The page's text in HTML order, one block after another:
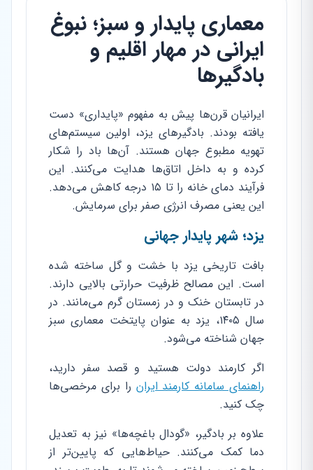
معماری پایدار و سبز؛ نبوغ
ایرانی در مهار اقلیم و
بادگیرها
ایرانیان قرن‌ها پیش به مفهوم «پایداری» دست
یافته بودند. بادگیرهای یزد، اولین سیستم‌های
تهویه مطبوع جهان هستند. آن‌ها باد را شکار
کرده و به داخل اتاق‌ها هدایت می‌کنند. این
فرآیند دمای خانه را تا ۱۵ درجه کاهش می‌دهد.
این یعنی مصرف انرژی صفر برای سرمایش.
یزد؛ شهر پایدار جهانی
بافت تاریخی یزد با خشت و گل ساخته شده
است. این مصالح ظرفیت حرارتی بالایی دارند.
در تابستان خنک و در زمستان گرم می‌مانند. در
سال ۱۴۰۵، یزد به عنوان پایتخت معماری سبز
جهان شناخته می‌شود.
اگر کارمند دولت هستید و قصد سفر دارید،
راهنمای سامانه کارمند ایران را برای مرخصی‌ها
چک کنید.
علاوه بر بادگیر، «گودال باغچه‌ها» نیز به تعدیل
دما کمک می‌کنند. حیاط‌هایی که پایین‌تر از